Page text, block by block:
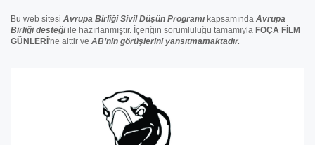
Bu web sitesi Avrupa Birliği Sivil Düşün Programı kapsamında Avrupa
Birliğidesteğiile hazırlanmıştır. İçeriğin sorumluluğu tamamıyla FOÇA FİLM
GÜNLERİ'ne aittir ve AB’nin görüşlerini yansıtmamaktadır.